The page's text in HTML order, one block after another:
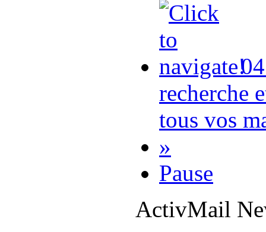
04
recherche
tous vos
»
Pause
ActivMail